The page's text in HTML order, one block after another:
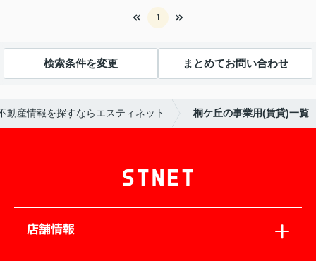
1
検索条件を変更 まとめてお問い合わせ
動産情報を探すならエスティネット 桐ケ丘の事業用(賃貸)一覧
店舗情報